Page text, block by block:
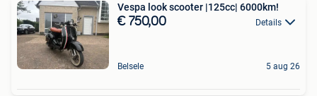
Vespa look scooter |125cc| 6000km!
€ 750,00 Details
Belsele 5 aug 26